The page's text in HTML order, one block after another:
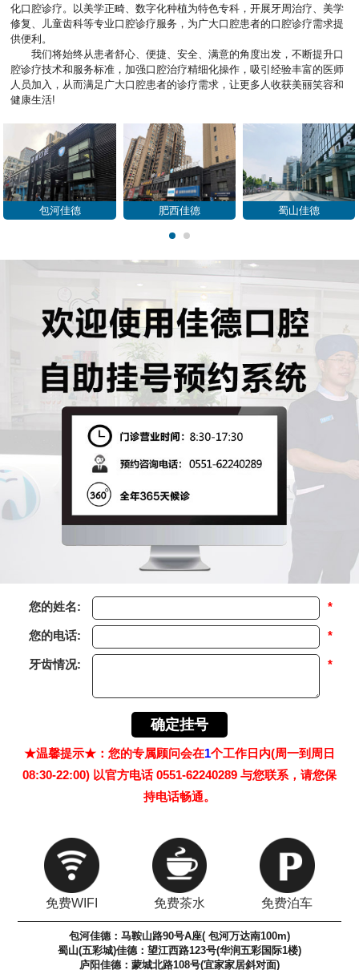
化口腔诊疗。以美学正畸、数字化种植为特色专科，开展牙周治疗、美学
修复、儿童齿科等专业口腔诊疗服务，为广大口腔患者的口腔诊疗需求提
供便利。
我们将始终从患者舒心、便捷、安全、满意的角度出发，不断提升口
腔诊疗技术和服务标准，加强口腔治疗精细化操作，吸引经验丰富的医师
人员加入，从而满足广大口腔患者的诊疗需求，让更多人收获美丽笑容和
健康生活!
包河佳德 肥西佳德 蜀山佳德
您的姓名: *
您的电话: *
牙齿情况: *
★温馨提示★：您的专属顾问会在1个工作日内(周一到周日
08:30-22:00) 以官方电话 0551-62240289 与您联系，请您保
持电话畅通。
免费WIFI 免费茶水 免费泊车
包河佳德：马鞍山路90号A座( 包河万达南100m)
蜀山(五彩城)佳德：望江西路123号(华润五彩国际1楼)
庐阳佳德：蒙城北路108号(宜家家居斜对面)